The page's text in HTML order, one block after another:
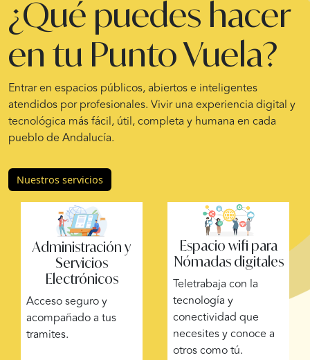
¿Qué puedes hacer
en tu Punto Vuela?
Entrar en espacios públicos, abiertos e inteligentes
atendidos por profesionales. Vivir una experiencia digital y
tecnológica más fácil, útil, completa y humana en cada
pueblo de Andalucía.
Nuestros servicios
Administración y
Servicios
Electrónicos
Acceso seguro y
acompañado a tus
tramites.
Espacio wifi para
Nómadas digitales
Teletrabaja con la
tecnología y
conectividad que
necesites y conoce a
otros como tú.